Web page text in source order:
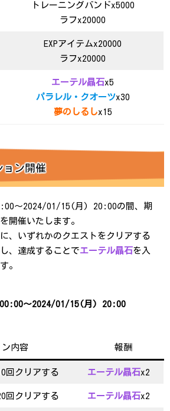
トレーニングバンドx5000
ラフx20000
EXPアイテムx20000
ラフx20000
エーテル晶石x5
パラレル・クオーツx30
夢のしるしx15
ョン開催
～2024/01/15(月) 20:00の間、期
開催いたします。
、いずれかのクエストをクリアする
、達成することでエーテル晶石を入
。
～2024/01/15(月) 20:00
ン内容 報酬
回クリアする エーテル晶石x2
回クリアする エーテル晶石x2